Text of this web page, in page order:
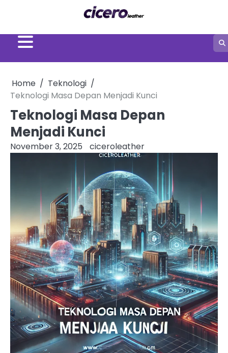
Home
Teknologi
Teknologi Masa Depan Menjadi Kunci
Teknologi Masa Depan
Menjadi Kunci
November 3, 2025 ciceroleather